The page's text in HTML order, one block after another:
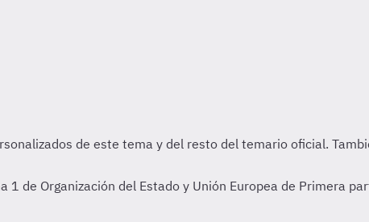
1 de Organización del Estado y Unión Europea de Primera